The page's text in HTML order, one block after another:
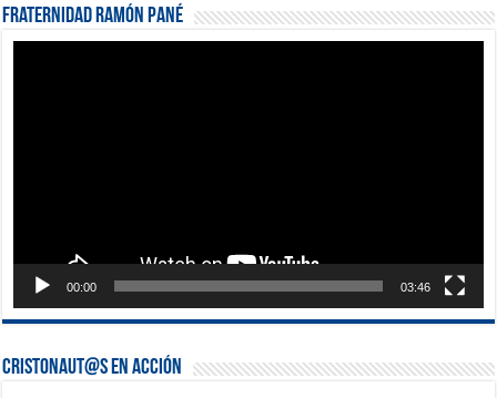
Fraternidad Ramón Pané
00:00 03:46
Cristonaut@s en Acción